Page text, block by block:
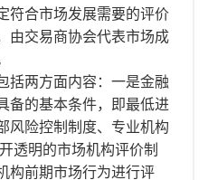
符合市场发展需要的评价
由交易商协会代表市场成
括两方面内容：一是金融
备的基本条件，即最低进
风险控制制度、专业机构
透明的市场机构评价制
构前期市场行为进行评